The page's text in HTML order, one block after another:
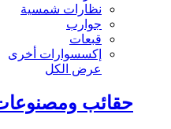
نظارات شمسية
جوارب
قبعات
إكسسوارات أخرى
عرض الكل
حقائب